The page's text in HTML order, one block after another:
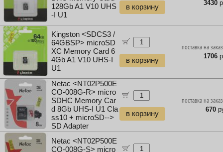
128Gb A1 V10 UHS
-I U1
в корзину
3430
Kingston <SDCS3 /
64GBSP> microSD
XC Memory Card 6
4Gb A1 V10 UHS-I
U1
в корзину
поставка на
1706
Netac <NT02P500E
CO-008G-R> micro
SDHC Memory Car
d 8Gb UHS-I U1 Cla
ss10 + microSD-->
SD Adapter
в корзину
поставка на
670
Netac <NT02P500E
CO-008G-S> micro